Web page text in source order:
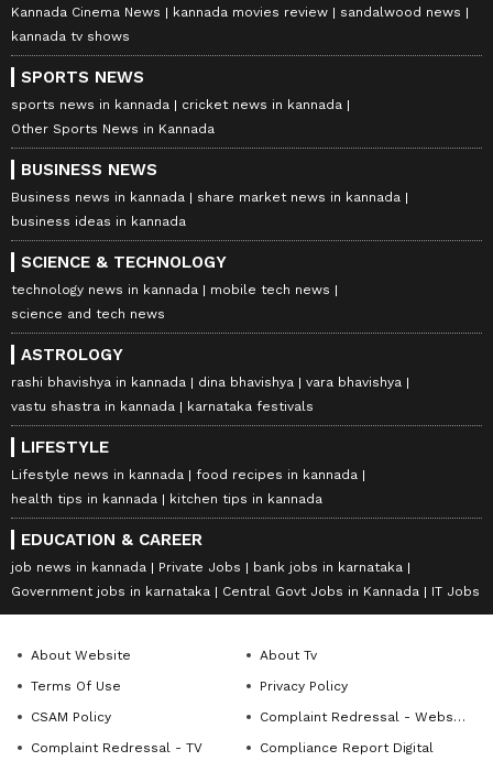
Kannada Cinema News kannada movies review
sandalwood news
kannada tv shows
SPORTS NEWS
sports news in kannada
cricket news in kannada
Other Sports News in Kannada
BUSINESS NEWS
Business news in kannada
share market news in kannada
business ideas in kannada
SCIENCE & TECHNOLOGY
technology news in kannada
mobile tech news
science and tech news
ASTROLOGY
rashi bhavishya in kannada dina bhavishya
vara bhavishya
vastu shastra in kannada
karnataka festivals
LIFESTYLE
Lifestyle news in kannada
food recipes in kannada
health tips in kannada
kitchen tips in kannada
EDUCATION & CAREER
job news in kannada Private Jobs
bank jobs in karnataka
Government jobs in karnataka
Central Govt Jobs in Kannada IT Jobs
About Website
About Tv
Terms Of Use
Privacy Policy
CSAM Policy
Complaint Redressal - Website
Complaint Redressal - TV
Compliance Report Digital